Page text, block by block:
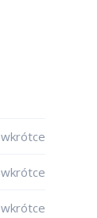
wkrótce
wkrótce
wkrótce